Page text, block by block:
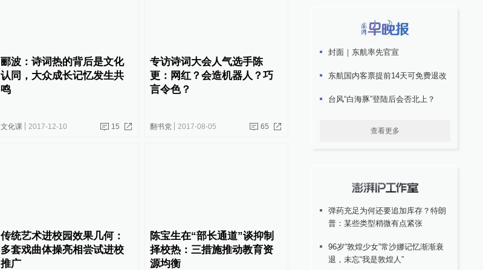
郦波：诗词热的背后是文化
认同，大众成长记忆发生共
鸣
文化课 2017-12-10 15
专访诗词大会人气选手陈
更：网红？会造机器人？巧
言令色？
翻书党 2017-08-05 65
传统艺术进校园效果几何：
多套戏曲体操亮相尝试进校
推广
陈宝生在“部长通道”谈抑制
择校热：三措施推动教育资
源均衡
封面｜东航率先官宣
东航国内客票提前14天可免费退改
台风“白海豚”登陆后会否北上？
查看更多
弹药充足为何还要追加库存？特朗
普：某些类型稍微有点紧张
96岁“敦煌少女”常沙娜记忆渐渐衰
退，未忘“我是敦煌人”